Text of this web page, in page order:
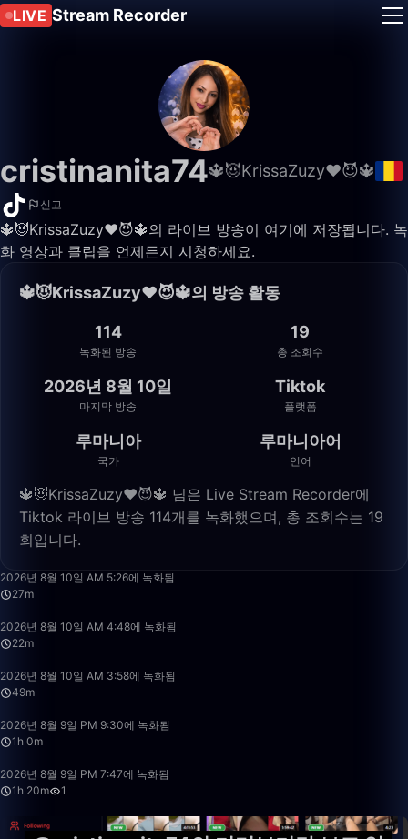
LIVE Stream Recorder
cristinanita74🔱😈KrissaZuzy❤️😈🔱
신고
🔱😈KrissaZuzy❤️😈🔱의 라이브 방송이 여기에 저장됩니다. 녹
화 영상과 클립을 언제든지 시청하세요.
🔱😈KrissaZuzy❤️😈🔱의 방송 활동
114
녹화된 방송
19
총 조회수
2026년 8월 10일
마지막 방송
Tiktok
플랫폼
루마니아
국가
루마니아어
언어
🔱😈KrissaZuzy❤️😈🔱 님은 Live Stream Recorder에
Tiktok 라이브 방송 114개를 녹화했으며, 총 조회수는 19
회입니다.
2026년 8월 10일 AM 5:26에 녹화됨
27m
2026년 8월 10일 AM 4:48에 녹화됨
22m
2026년 8월 10일 AM 3:58에 녹화됨
49m
2026년 8월 9일 PM 9:30에 녹화됨
1h 0m
2026년 8월 9일 PM 7:47에 녹화됨
1h 20m
1